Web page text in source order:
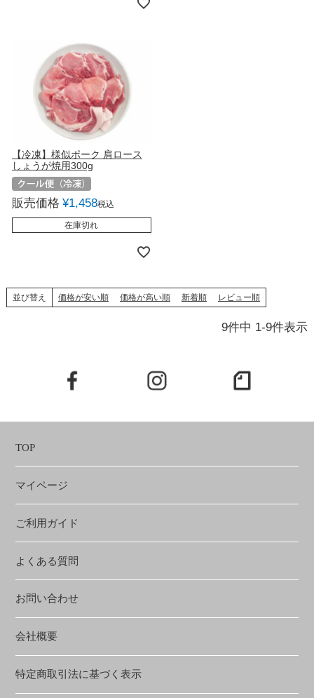
【冷凍】様似ポーク 肩ロース
しょうが焼用300g
販売価格 ¥1,458税込
在庫切れ
並び替え 価格が安い順 価格が高い順 新着順 レビュー順
9件中 1-9件表示
TOP
マイページ
ご利用ガイド
よくある質問
お問い合わせ
会社概要
特定商取引法に基づく表示